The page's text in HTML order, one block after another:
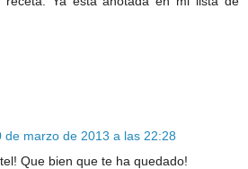
de marzo de 2013 a las 22:28
Que bien que te ha quedado!